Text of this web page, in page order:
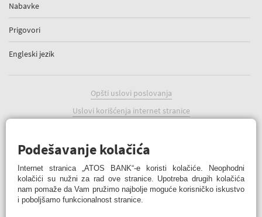
Nabavke
Prigovori
Engleski jezik
Opšti uslovi poslovanja
Uslovi korišćenja internet stranice
Podešavanje kolačića
Podešavanje kolačića
Internet stranica „ATOS BANK“-e koristi kolačiće. Neophodni
kolačići su nužni za rad ove stranice. Upotreba drugih kolačića
nam pomaže da Vam pružimo najbolje moguće korisničko iskustvo
i poboljšamo funkcionalnost stranice.